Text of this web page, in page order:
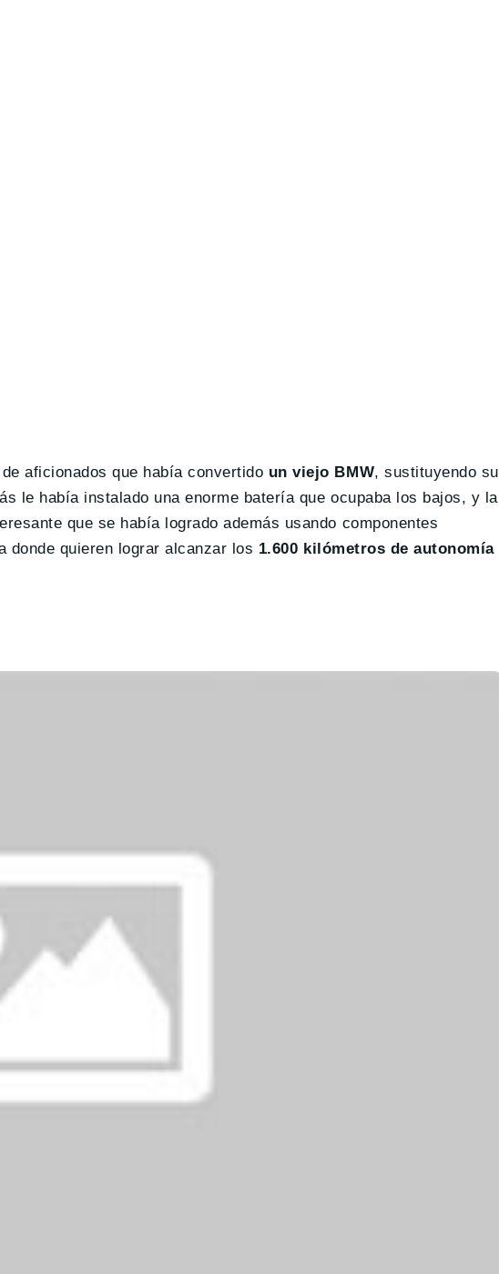
aficionados que había convertido un viejo BMW, sustituyendo su
le había instalado una enorme batería que ocupaba los bajos, y la
que se había logrado además usando componentes
donde quieren lograr alcanzar los 1.600 kilómetros de autonomía